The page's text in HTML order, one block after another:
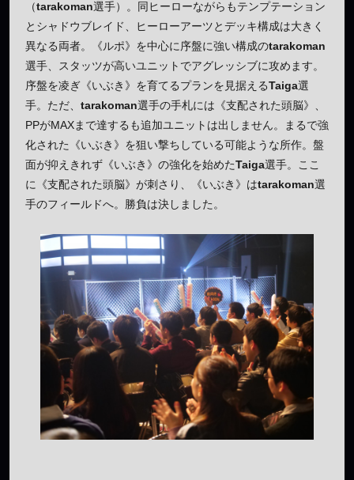
（tarakoman選手）。同ヒーローながらもテンプテーション
とシャドウブレイド、ヒーローアーツとデッキ構成は大きく
異なる両者。《ルポ》を中心に序盤に強い構成のtarakoman
選手、スタッツが高いユニットでアグレッシブに攻めます。
序盤を凌ぎ《いぶき》を育てるプランを見据えるTaiga選
手。ただ、 tarakoman選手の手札には《支配された頭脳》、
PPがMAXまで達するも追加ユニットは出しません。まるで強
化された《いぶき》を狙い撃ちしている可能ような所作。盤
面が抑えきれず《いぶき》の強化を始めたTaiga選手。ここ
に《支配された頭脳》が刺さり、《いぶき》はtarakoman選
手のフィールドへ。勝負は決しました。